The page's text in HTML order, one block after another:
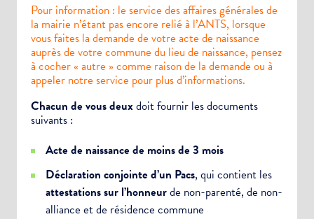
Pour information : le service des affaires générales de
la mairie n’étant pas encore relié à l’ANTS, lorsque
vous faites la demande de votre acte de naissance
auprès de votre commune du lieu de naissance, pensez
à cocher « autre » comme raison de la demande ou à
appeler notre service pour plus d’informations.
Chacun de vous deuxdoit fournir les documents
suivants :
Acte de naissance de moins de 3 mois
Déclaration conjointe d’un Pacs, qui contient les
attestations sur l’honneurde non-parenté, de non-
alliance et de résidence commune